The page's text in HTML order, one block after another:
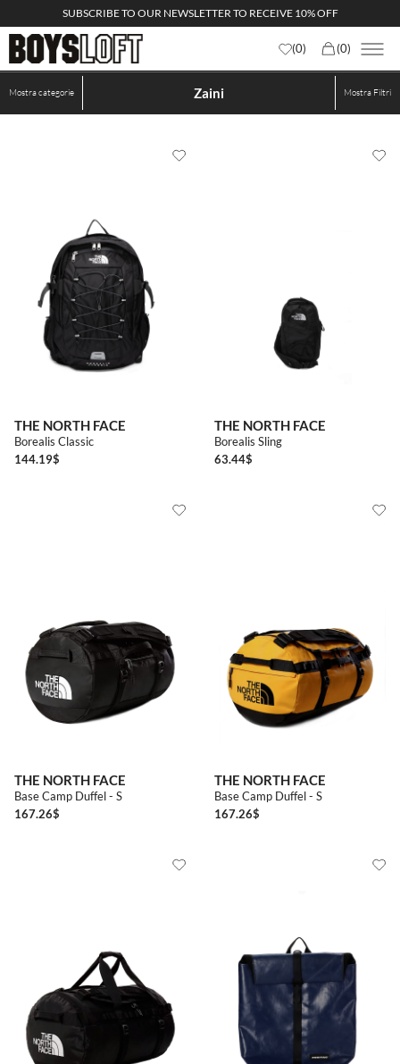
SUBSCRIBE TO OUR NEWSLETTER TO RECEIVE 10% OFF
(0) (0)
Mostra categorie Zaini Mostra Filtri
THE NORTH FACE
Borealis Classic
144.19$
THE NORTH FACE
Borealis Sling
63.44$
THE NORTH FACE
Base Camp Duffel - S
167.26$
THE NORTH FACE
Base Camp Duffel - S
167.26$